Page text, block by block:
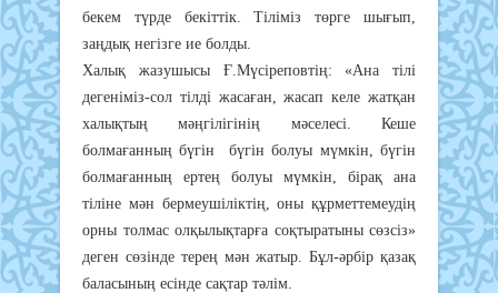
бекем түрде бекіттік. Тіліміз төрге шығып,
заңдық негізге ие болды.
Халық жазушысы Ғ.Мүсіреповтің: «Ана тілі
дегеніміз-сол тілді жасаған, жасап келе жатқан
халықтың мәңгілігінің мәселесі. Кеше
болмағанның бүгін бүгін болуы мүмкін, бүгін
болмағанның ертең болуы мүмкін, бірақ ана
тіліне мән бермеушіліктің, оны құрметтемеудің
орны толмас олқылықтарға соқтыратыны сөзсіз»
деген сөзінде терең мән жатыр. Бұл-әрбір қазақ
баласының есінде сақтар тәлім.